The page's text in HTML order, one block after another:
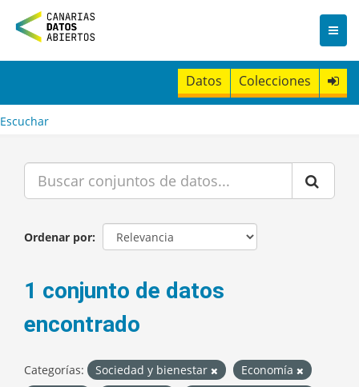
n
t
Datos Colecciones
Escuchar
Ordenar por
1 conjunto de datos
encontrado
Categorías: Sociedad y bienestar
Economía